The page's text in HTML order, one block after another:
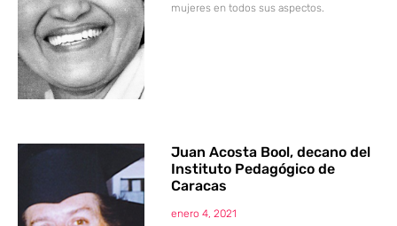
mujeres en todos sus aspectos.
Juan Acosta Bool, decano del
Instituto Pedagógico de
Caracas
enero 4, 2021